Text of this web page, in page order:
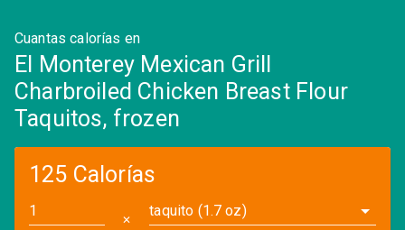
Cuantas calorías en
El Monterey Mexican Grill
Charbroiled Chicken Breast Flour
Taquitos, frozen
125 Calorías
✕
taquito (1.7 oz)